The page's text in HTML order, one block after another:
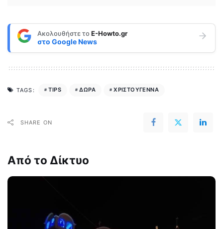
Ακολουθήστε τοE-Howto.gr
στο Google News
TAGS: TIPS ΔΩΡΑ ΧΡΙΣΤΟΥΓΕΝΝΑ
SHARE ON
Από το Δίκτυο